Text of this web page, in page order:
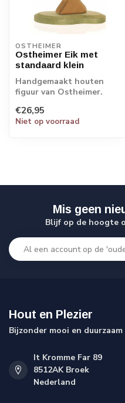
OSTHEIMER
Ostheimer Eik met
standaard klein
Handgemaakt houten
figuur van Ostheimer.
€26,95
Niet op voorraad
Mis geen
Blijf op de hoogte
Hout en Plezier
Bijzonder mooi en
It Kromme Far 89
8512AK Broek
Nederland